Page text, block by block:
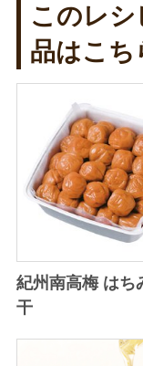
このレ
品はこち
紀州南高梅 はち
干